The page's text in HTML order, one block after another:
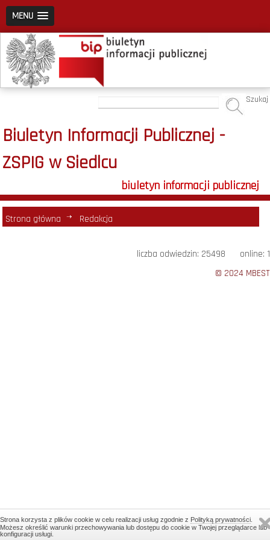
MENU
Strona korzysta z plików cookie w celu realizacji usług zgodnie z Polityką prywatności
Możesz określić warunki przechowywania lub dostępu do cookie w Twojej przeglądarce lub
konfiguracji usługi.
Szukaj
Biuletyn Informacji Publicznej -
ZSPIG w Siedlcu
biuletyn informacji publicznej
Strona główna Redakcja
liczba odwiedzin: 25498 online: 1
© 2024 MBEST